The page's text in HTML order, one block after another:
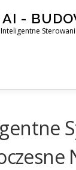
AI -